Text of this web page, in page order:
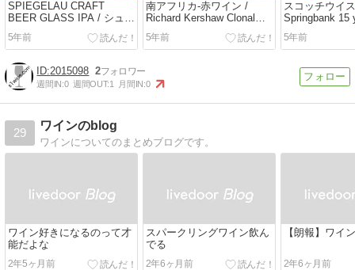
SPIEGELAU CRAFT
BEER GLASS IPA / シュピ
ゲラウ クラフトビールグラ
ス IPA
5年前
南アフリカ-赤ワイン /
Richard Kershaw Clonal
Selection Pinot Noir 2017
5年前
スコッチウイ
Springbank 15
46%
5年前
2015098 2
週間IN:0 週間OUT:1 月間IN:0
29
ワインのblog
ワインについてのまとめブログです。
ワイン好きになるのって才
能だよな
2年5ヶ月前
スパークリングワイン飲ん
でる
2年6ヶ月前
【朗報】ワイ
2年6ヶ月前